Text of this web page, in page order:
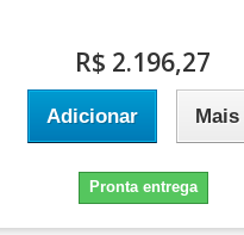
R$ 2.196,27
Adicionar Mais
Pronta entrega